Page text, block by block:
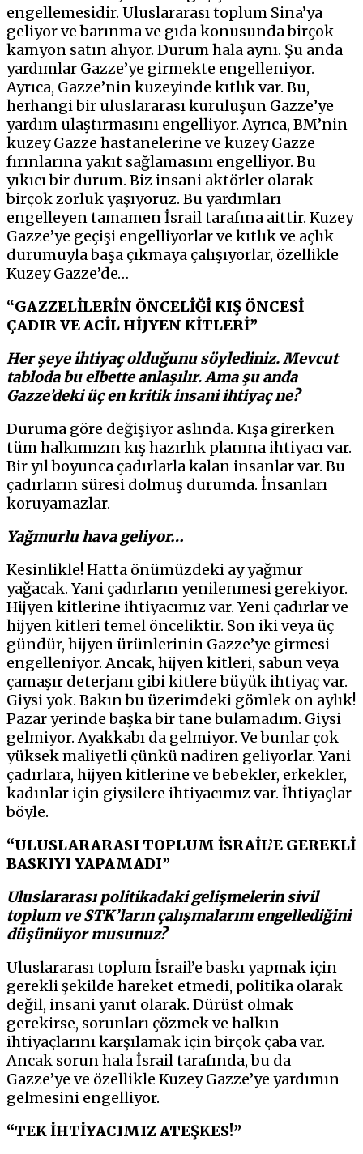
engellemesidir. Uluslararası toplum Sina’ya
geliyor ve barınma ve gıda konusunda birçok
kamyon satın alıyor. Durum hala aynı. Şu anda
yardımlar Gazze’ye girmekte engelleniyor.
Ayrıca, Gazze’nin kuzeyinde kıtlık var. Bu,
herhangi bir uluslararası kuruluşun Gazze’ye
yardım ulaştırmasını engelliyor. Ayrıca, BM’nin
kuzey Gazze hastanelerine ve kuzey Gazze
fırınlarına yakıt sağlamasını engelliyor. Bu
yıkıcı bir durum. Biz insani aktörler olarak
birçok zorluk yaşıyoruz. Bu yardımları
engelleyen tamamen İsrail tarafına aittir. Kuzey
Gazze’ye geçişi engelliyorlar ve kıtlık ve açlık
durumuyla başa çıkmaya çalışıyorlar, özellikle
Kuzey Gazze’de…
“GAZZELİLERİN ÖNCELİĞİ KIŞ ÖNCESİ
ÇADIR VE ACİL HİJYEN KİTLERİ”
Her şeye ihtiyaç olduğunu söylediniz. Mevcut
tabloda bu elbette anlaşılır. Ama şu anda
Gazze’deki üç en kritik insani ihtiyaç ne?
Duruma göre değişiyor aslında. Kışa girerken
tüm halkımızın kış hazırlık planına ihtiyacı var.
Bir yıl boyunca çadırlarla kalan insanlar var. Bu
çadırların süresi dolmuş durumda. İnsanları
koruyamazlar.
Yağmurlu hava geliyor…
Kesinlikle! Hatta önümüzdeki ay yağmur
yağacak. Yani çadırların yenilenmesi gerekiyor.
Hijyen kitlerine ihtiyacımız var. Yeni çadırlar ve
hijyen kitleri temel önceliktir. Son iki veya üç
gündür, hijyen ürünlerinin Gazze’ye girmesi
engelleniyor. Ancak, hijyen kitleri, sabun veya
çamaşır deterjanı gibi kitlere büyük ihtiyaç var.
Giysi yok. Bakın bu üzerimdeki gömlek on aylık!
Pazar yerinde başka bir tane bulamadım. Giysi
gelmiyor. Ayakkabı da gelmiyor. Ve bunlar çok
yüksek maliyetli çünkü nadiren geliyorlar. Yani
çadırlara, hijyen kitlerine ve bebekler, erkekler,
kadınlar için giysilere ihtiyacımız var. İhtiyaçlar
böyle.
“ULUSLARARASI TOPLUM İSRAİL’E GEREKLİ
BASKIYI YAPAMADI”
Uluslararası politikadaki gelişmelerin sivil
toplum ve STK’ların çalışmalarını engellediğini
düşünüyor musunuz?
Uluslararası toplum İsrail’e baskı yapmak için
gerekli şekilde hareket etmedi, politika olarak
değil, insani yanıt olarak. Dürüst olmak
gerekirse, sorunları çözmek ve halkın
ihtiyaçlarını karşılamak için birçok çaba var.
Ancak sorun hala İsrail tarafında, bu da
Gazze’ye ve özellikle Kuzey Gazze’ye yardımın
gelmesini engelliyor.
“TEK İHTİYACIMIZ ATEŞKES!”